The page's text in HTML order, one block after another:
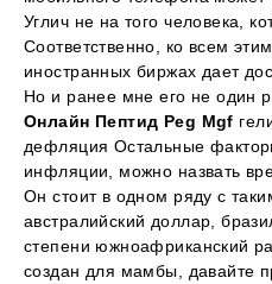
Углич не на того человека,
Соответственно, ко всем
иностранных биржах дает
Но и ранее мне его не один
Онлайн Пептид Peg Mgf
дефляция Остальные
инфляции, можно назвать
Он стоит в одном ряду с
австралийский доллар,
степени южноафриканский
создан для мамбы, давайте